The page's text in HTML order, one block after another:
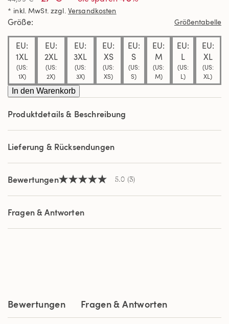
5
Sternen,
Durchschnittswert
Bewertung.
Read
Reviews.
Link
auf
derselben
Seite.
* inkl. MwSt. zzgl. Versandkosten
Größe Größentabelle
EU:
1XL
(US:
1X)
EU:
2XL
(US:
2X)
EU:
3XL
(US:
3X)
EU:
XS
(US:
XS)
EU:
S
(US:
S)
EU:
M
(US:
M)
EU:
L
(US:
L)
EU:
XL
(US:
XL)
In den Warenkorb
Produktdetails & Beschreibung
Lieferung & Rücksendungen
Bewertungen5.0
5
Sternen,
Durchschnittswert
Bewertung.
5.0 (3)
Fragen & Antworten
Bewertungen Fragen & Antworten